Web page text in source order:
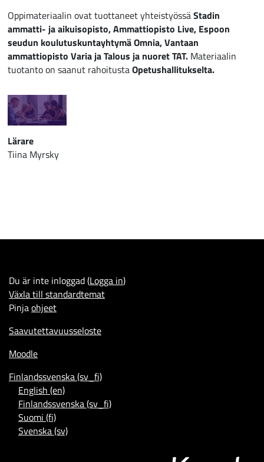
Oppimateriaalin ovat tuottaneet yhteistyössäStadin
ammatti- ja aikuisopisto, Ammattiopisto Live, Espoon
seudun koulutuskuntayhtymä Omnia, Vantaan
ammattiopisto Varia ja Talous ja nuoret TAT. Materiaalin
tuotanto on saanut rahoitustaOpetushallitukselta.
Lärare
Tiina Myrsky
Du är inte inloggad (Logga in)
Växla till standardtemat
Pinjaohjeet
Saavutettavuusseloste
Moodle
Finlandssvenska ‎(sv_fi)‎
English ‎(en)‎
Finlandssvenska ‎(sv_fi)‎
Suomi ‎(fi)‎
Svenska ‎(sv)‎